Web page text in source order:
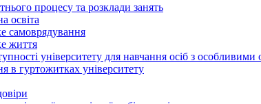
процесу та розклади занять
освіта
самоврядування
життя
університету для навчання осіб з особливими
в гуртожитках університету